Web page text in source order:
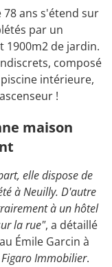
ans s'étend sur
par un
1900m2 de jardin.
composé
intérieure,
!
maison
elle dispose de
à Neuilly. D'autre
à un hôtel
la rue", a détaillé
Émile Garcin à
Figaro Immobilier.